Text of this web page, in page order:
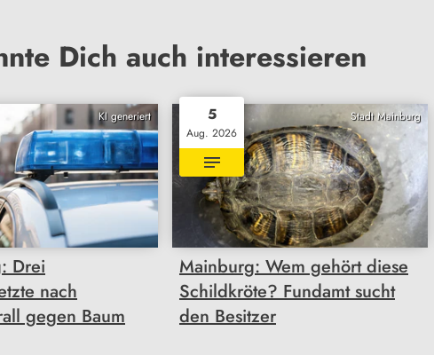
Dich auch interessieren
KI generiert
Drei
nach
gegen Baum
Stadt Mainburg
5
Aug. 2026
Mainburg: Wem gehört diese
Schildkröte? Fundamt sucht
den Besitzer